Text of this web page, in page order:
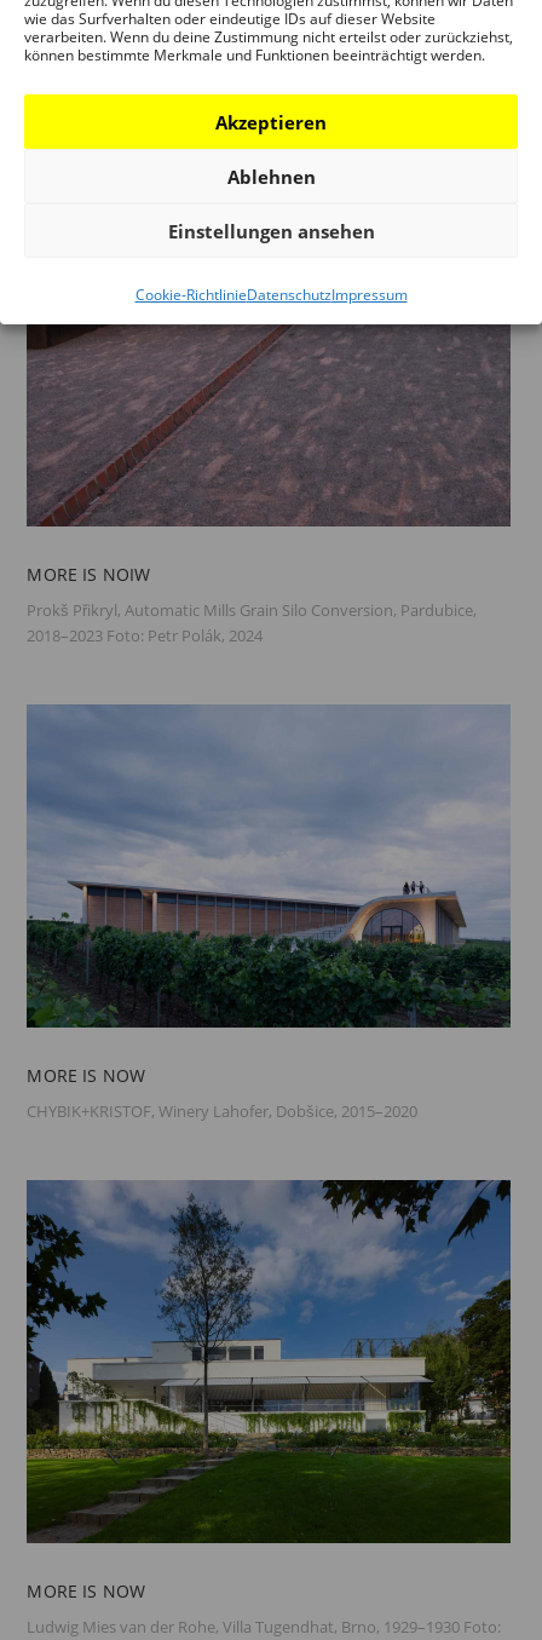
wie das Surfverhalten oder eindeutige IDs auf dieser Website
verarbeiten. Wenn du deine Zustimmung nicht erteilst oder zurückziehst,
können bestimmte Merkmale und Funktionen beeinträchtigt werden.
Akzeptieren
Ablehnen
Einstellungen ansehen
Cookie-RichtlinieDatenschutzImpressum
MORE IS NOIW
Prokš Přikryl, Automatic Mills Grain Silo Conversion, Pardubice,
2018–2023 Foto: Petr Polák, 2024
MORE IS NOW
CHYBIK+KRISTOF, Winery Lahofer, Dobšice, 2015–2020
MORE IS NOW
Ludwig Mies van der Rohe, Villa Tugendhat, Brno, 1929–1930 Foto: